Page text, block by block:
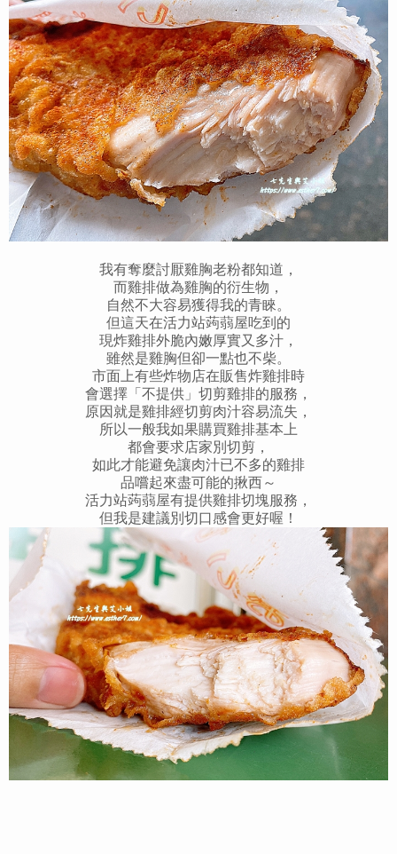
我有奪麼討厭雞胸老粉都知道，
而雞排做為雞胸的衍生物，
自然不大容易獲得我的青睞。
但這天在活力站蒟蒻屋吃到的
現炸雞排外脆內嫩厚實又多汁，
雖然是雞胸但卻一點也不柴。
市面上有些炸物店在販售炸雞排時
會選擇「不提供」切剪雞排的服務，
原因就是雞排經切剪肉汁容易流失，
所以一般我如果購買雞排基本上
都會要求店家別切剪，
如此才能避免讓肉汁已不多的雞排
品嚐起來盡可能的揪西～
活力站蒟蒻屋有提供雞排切塊服務，
但我是建議別切口感會更好喔！